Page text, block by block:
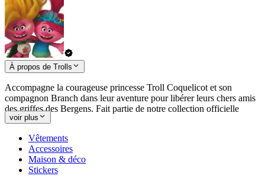
À propos de Trolls
Accompagne la courageuse princesse Troll Coquelicot et son
compagnon Branch dans leur aventure pour libérer leurs chers amis
des griffes des Bergens. Fait partie de notre collection officielle
Trolls.
voir plus
Vêtements
Accessoires
Maison & déco
Stickers